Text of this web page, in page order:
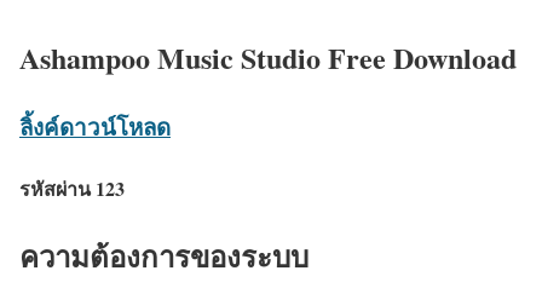
Ashampoo Music Studio Free Download
ลิ้งค์ดาวน์โหลด
รหัสผ่าน 123
ความต้องการของระบบ